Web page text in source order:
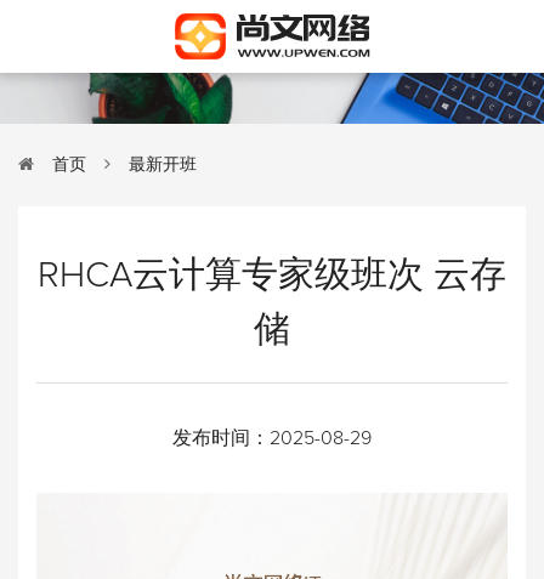
首页 最新开班
RHCA云计算专家级班次 云存
储
发布时间： 2025-08-29